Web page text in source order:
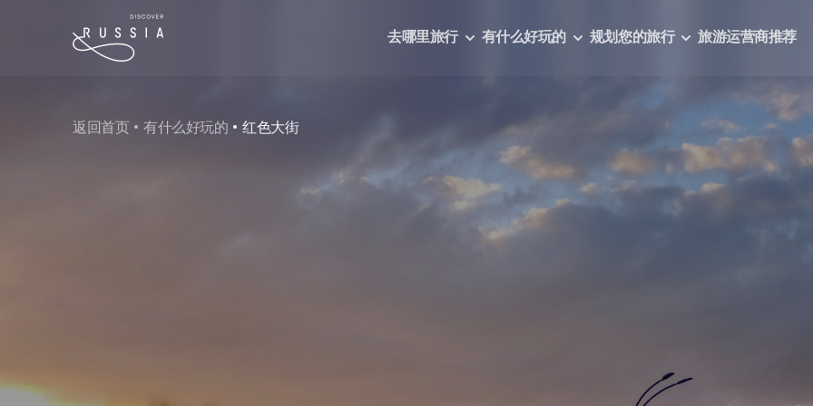
去哪里旅行 有什么好玩的 规划您的旅行 旅游运营商推荐
返回首页 有什么好玩的 红色大街